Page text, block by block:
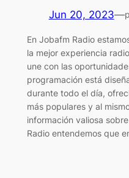
Jun 20, 2023—
En Jobafm Radio
la mejor experiencia
une con las
programación está
durante todo el día,
más populares y al
información valiosa
Radio entendemos que